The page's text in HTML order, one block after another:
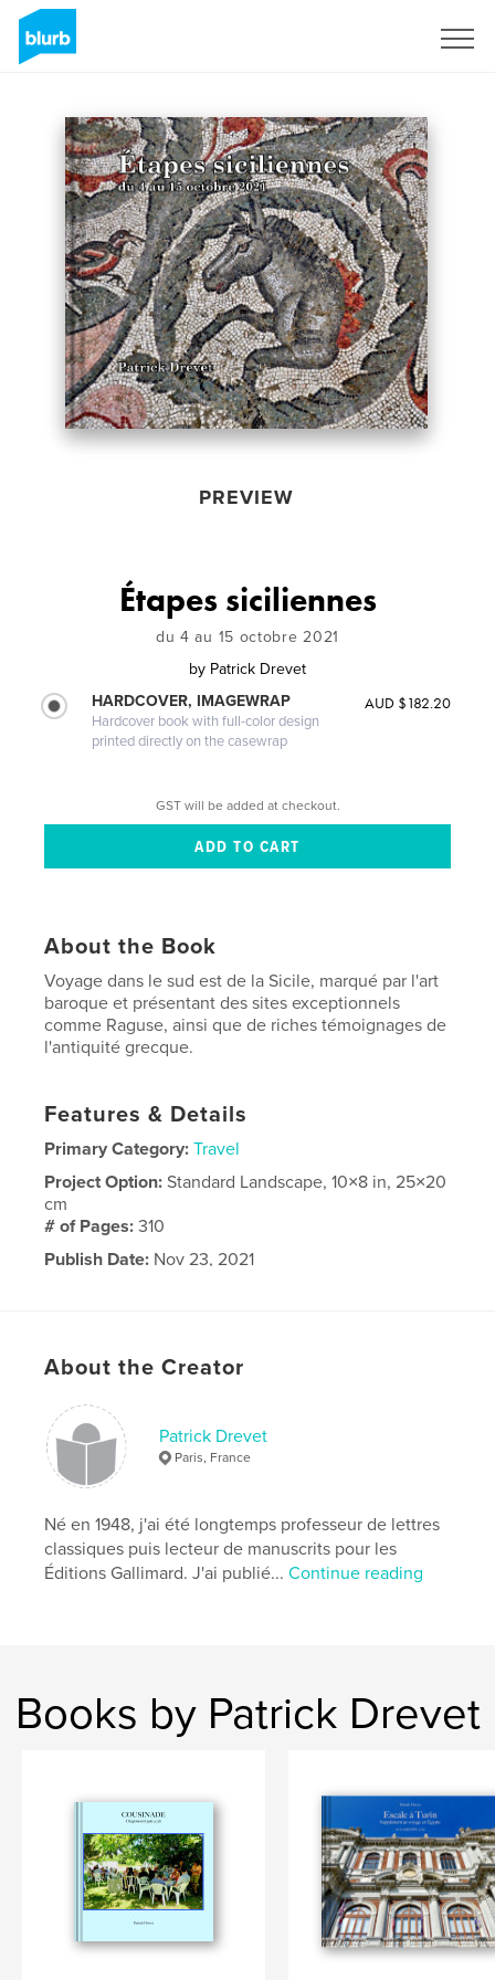
PREVIEW
Étapes siciliennes
du 4 au 15 octobre 2021
by Patrick Drevet
HARDCOVER, IMAGEWRAP
Hardcover book with full-color design
printed directly on the casewrap
AUD $182.20
GST will be added at checkout.
About the Book
Voyage dans le sud est de la Sicile, marqué par l'art
baroque et présentant des sites exceptionnels
comme Raguse, ainsi que de riches témoignages de
l'antiquité grecque.
Features & Details
Primary Category: Travel
Project Option:Standard Landscape, 10×8 in, 25×20
cm
# of Pages:310
Publish Date: Nov 23, 2021
About the Creator
Patrick Drevet
Paris, France
Né en 1948, j'ai été longtemps professeur de lettres
classiques puis lecteur de manuscrits pour les
Éditions Gallimard. J'ai publié...Continue reading
Books by Patrick Drevet